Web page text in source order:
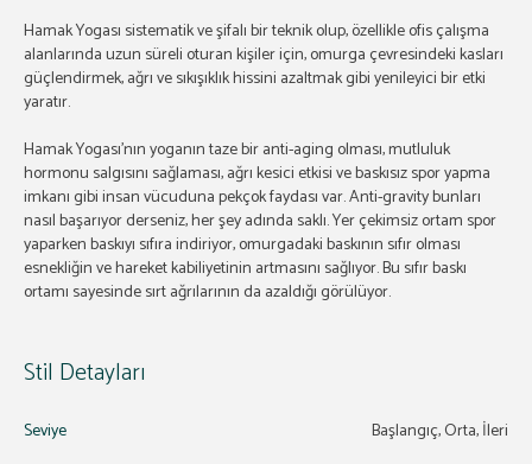
Hamak Yogası sistematik ve şifalı bir teknik olup, özellikle ofis çalışma
alanlarında uzun süreli oturan kişiler için, omurga çevresindeki kasları
güçlendirmek, ağrı ve sıkışıklık hissini azaltmak gibi yenileyici bir etki
yaratır.
Hamak Yogası’nın yoganın taze bir anti-aging olması, mutluluk
hormonu salgısını sağlaması, ağrı kesici etkisi ve baskısız spor yapma
imkanı gibi insan vücuduna pekçok faydası var. Anti-gravity bunları
nasıl başarıyor derseniz, her şey adında saklı. Yer çekimsiz ortam spor
yaparken baskıyı sıfıra indiriyor, omurgadaki baskının sıfır olması
esnekliğin ve hareket kabiliyetinin artmasını sağlıyor. Bu sıfır baskı
ortamı sayesinde sırt ağrılarının da azaldığı görülüyor.
Stil Detayları
Seviye Başlangıç, Orta, İleri